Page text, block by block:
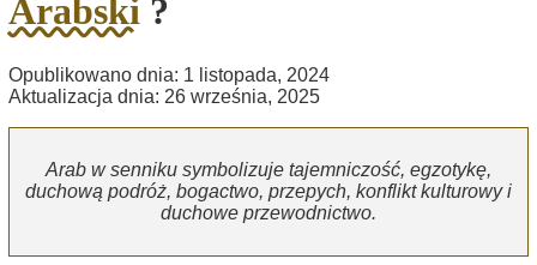
Arabski ?
Opublikowano dnia: 1 listopada, 2024
Aktualizacja dnia: 26 września, 2025
Arab w senniku symbolizuje tajemniczość, egzotykę,
duchową podróż, bogactwo, przepych, konflikt kulturowy i
duchowe przewodnictwo.